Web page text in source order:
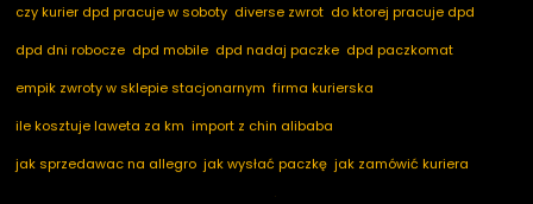
czy kurier dpd pracuje w soboty diverse zwrot do ktorej pracuje dpd
dpd dni robocze dpd mobile dpd nadaj paczke dpd paczkomat
empik zwroty w sklepie stacjonarnym firma kurierska
ile kosztuje laweta za km import z chin alibaba
jak sprzedawac na allegro jak wysłać paczkę jak zamówić kuriera